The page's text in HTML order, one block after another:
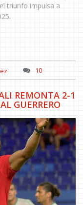
triunfo impulsa a
10
REMONTA 2-1
GUERRERO